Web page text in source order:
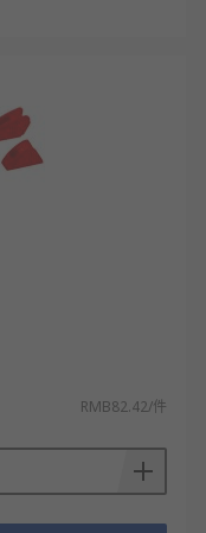
RMB82.42/件